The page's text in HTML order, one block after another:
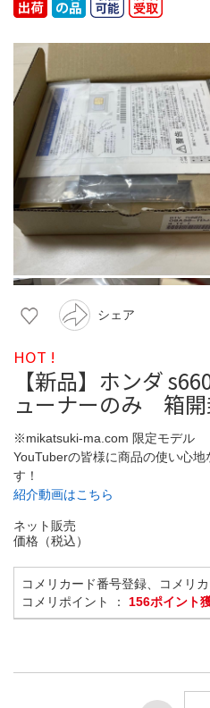
シェア
HOT !
【新品】ホンダ
ューナーのみ 箱
※mikatsuki-ma.com 限定モデル
YouTuberの皆様に商品の使い心
す！
紹介動画はこちら
ネット販売
価格（税込）
コメリカード番号登録、コメリ
コメリポイント ： 156ポイント